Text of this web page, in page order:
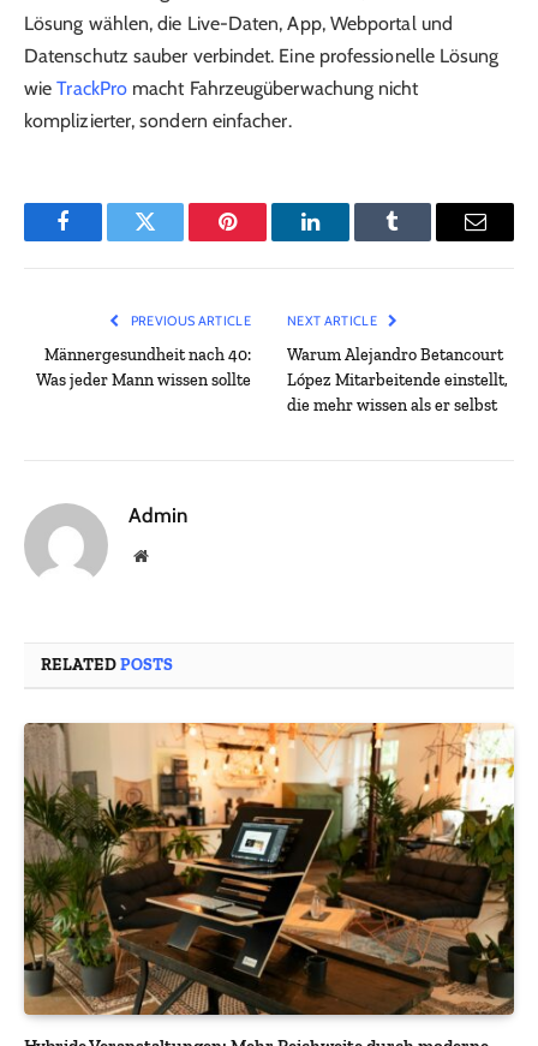
Lösung wählen, die Live-Daten, App, Webportal und
Datenschutz sauber verbindet. Eine professionelle Lösung
wie TrackPromacht Fahrzeugüberwachung nicht
komplizierter, sondern einfacher.
FacebookTwitter Pinterest LinkedInTumblr Email
PREVIOUS ARTICLE
Männergesundheit nach 40:
Was jeder Mann wissen sollte
NEXT ARTICLE
Warum Alejandro Betancourt
López Mitarbeitende einstellt,
die mehr wissen als er selbst
Admin
Website
RELATEDPOSTS